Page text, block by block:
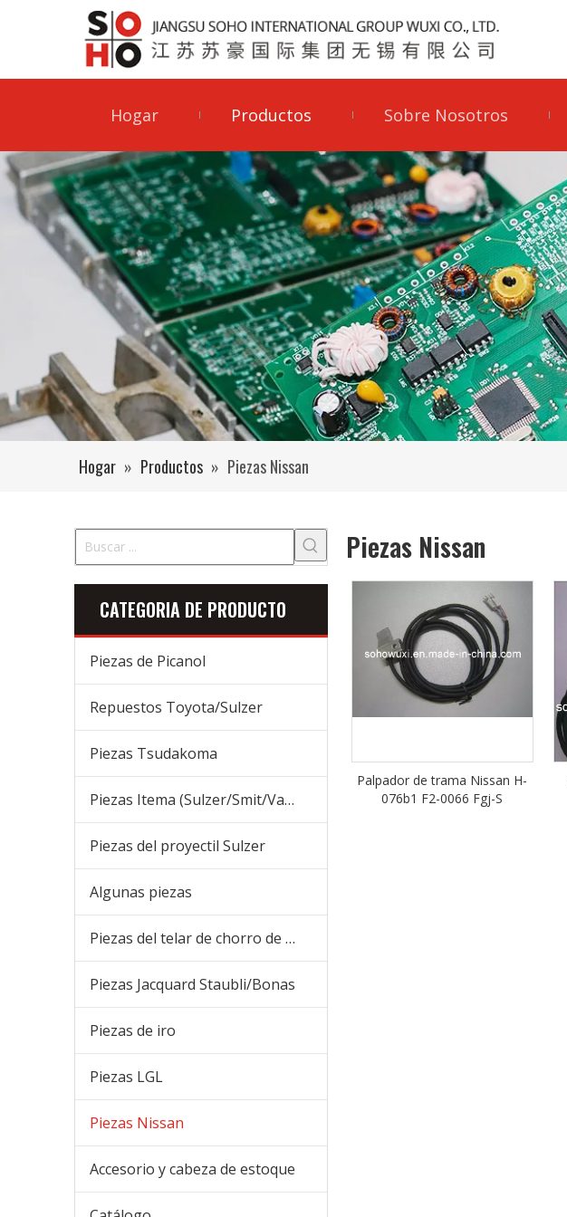
Hogar Productos Sobre Nosotros
Hogar » Productos » Piezas Nissan
CATEGORIA DE PRODUCTO
Piezas de Picanol
Repuestos Toyota/Sulzer
Piezas Tsudakoma
Piezas Itema (Sulzer/Smit/Vamatex) Piezas
Piezas del proyectil Sulzer
Algunas piezas
Piezas del telar de chorro de aire
Piezas Jacquard Staubli/Bonas
Piezas de iro
Piezas LGL
Piezas Nissan
Accesorio y cabeza de estoque
Piezas Nissan
Palpador de trama Nissan H-
076b1 F2-0066 Fgj-S